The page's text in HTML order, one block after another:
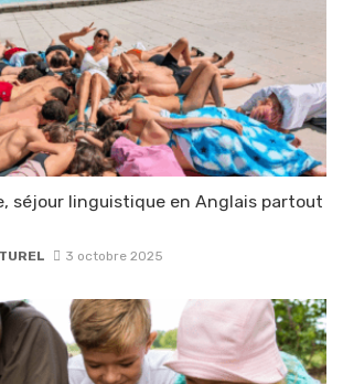
séjour linguistique en Anglais partout
3 octobre 2025